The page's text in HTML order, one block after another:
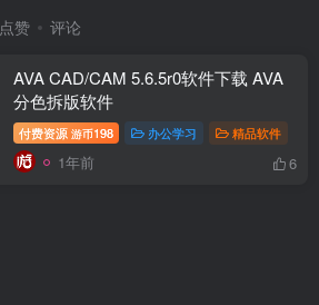
点赞 评论
AVA CAD/CAM 5.6.5r0软件下载 AVA
分色拆版软件
付费资源 游币198 办公学习 精品软件
1年前 6